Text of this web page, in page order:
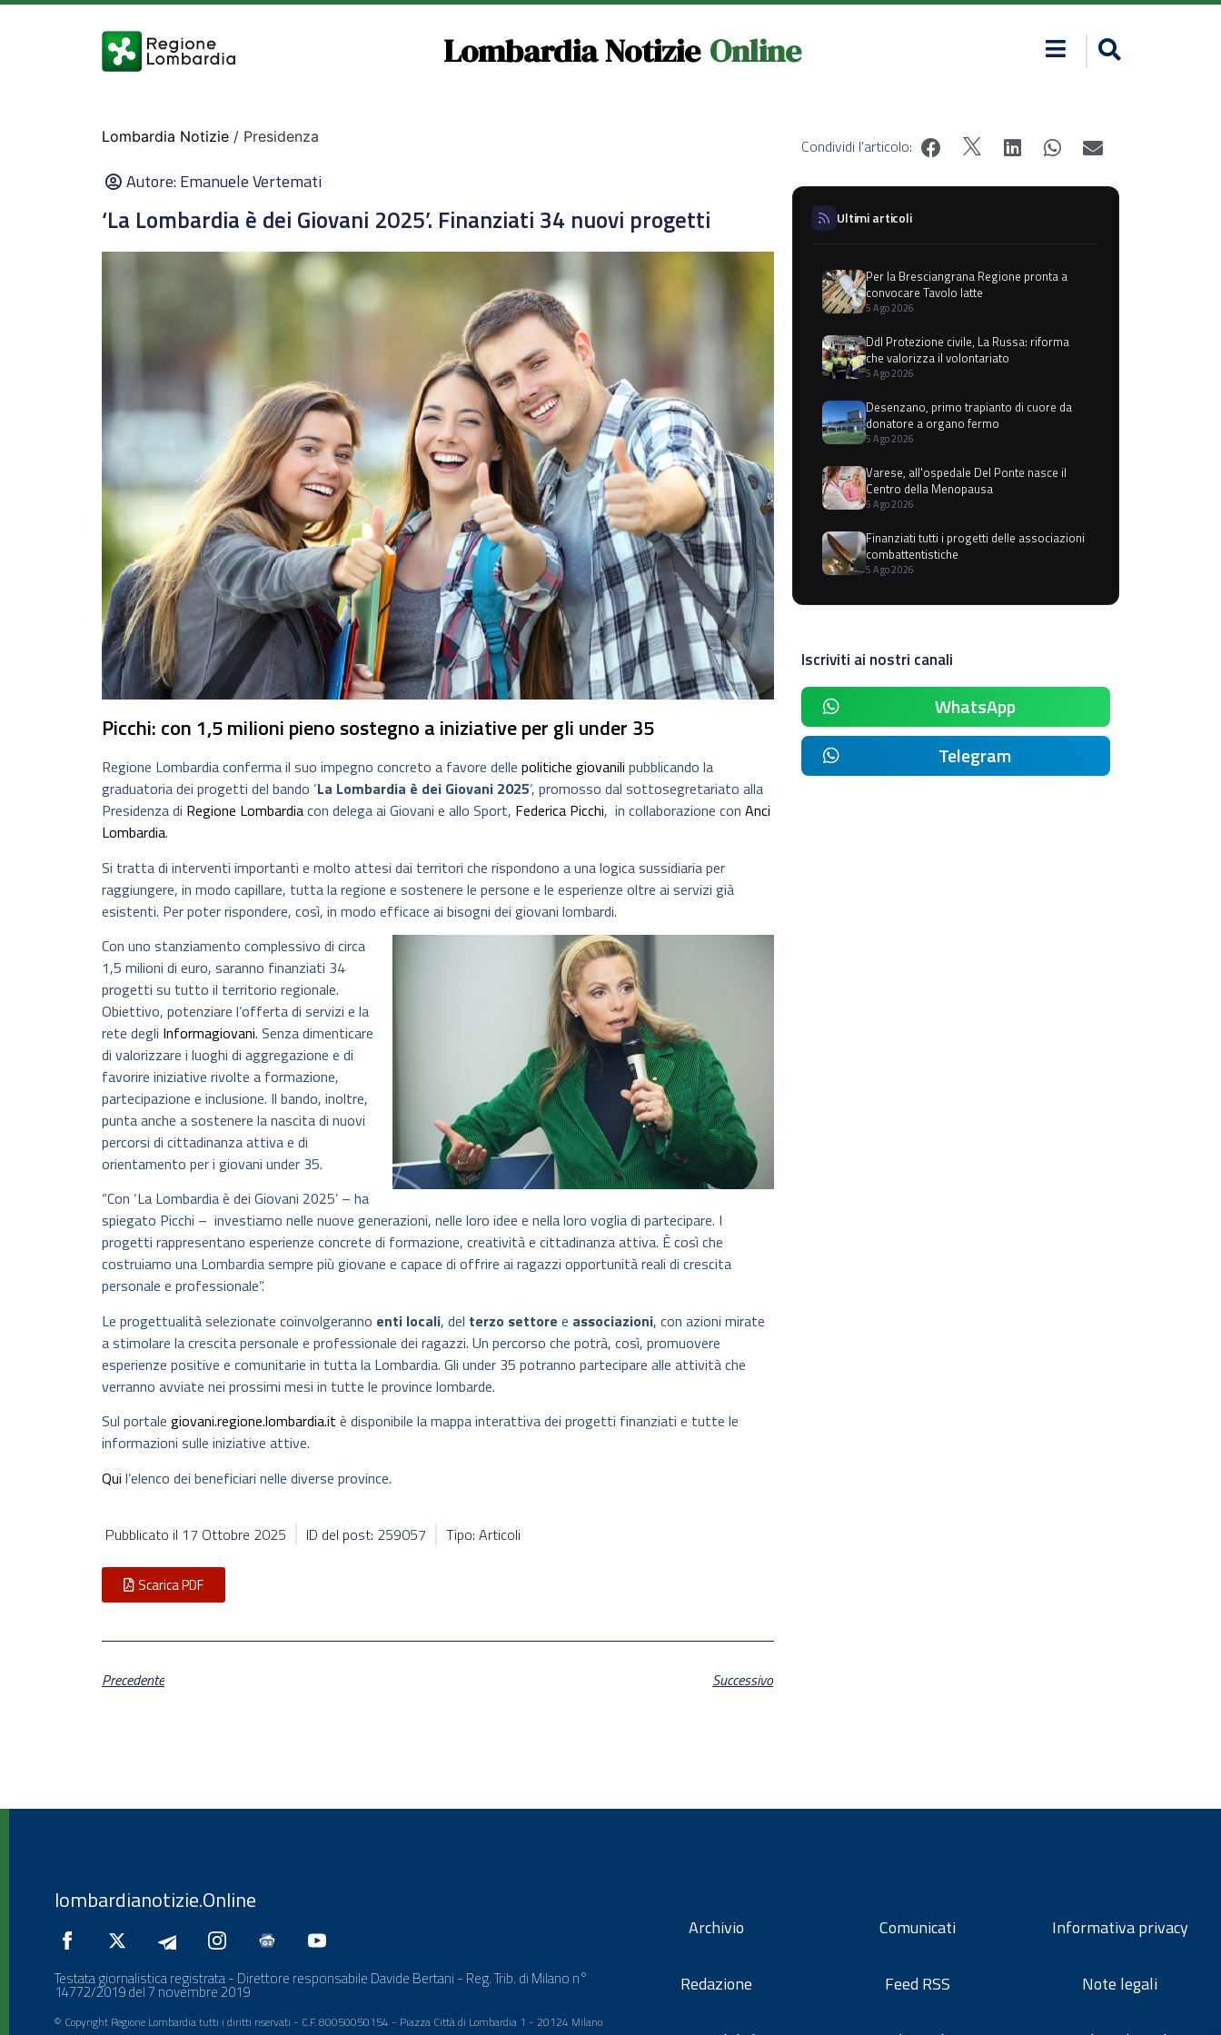
Lombardia Notizie Online
Lombardia Notizie / Presidenza
Autore:Emanuele Vertemati
‘La Lombardia è dei Giovani 2025’. Finanziati 34 nuovi progetti
Picchi: con 1,5 milioni pieno sostegno a iniziative per gli under 35
Regione Lombardia conferma il suo impegno concreto a favore delle politiche giovanili pubblicando la
graduatoria dei progetti del bando ‘La Lombardia è dei Giovani 2025‘, promosso dal sottosegretariato alla
Presidenza di Regione Lombardiacon delega ai Giovani e allo Sport, Federica Picchi, in collaborazione con Anci
Lombardia.
Si tratta di interventi importanti e molto attesi dai territori che rispondono a una logica sussidiaria per
raggiungere, in modo capillare, tutta la regione e sostenere le persone e le esperienze oltre ai servizi già
esistenti. Per poter rispondere, così, in modo efficace ai bisogni dei giovani lombardi.
Con uno stanziamento complessivo di circa
1,5 milioni di euro, saranno finanziati 34
progetti su tutto il territorio regionale.
Obiettivo, potenziare l’offerta di servizi e la
rete degli Informagiovani. Senza dimenticare
di valorizzare i luoghi di aggregazione e di
favorire iniziative rivolte a formazione,
partecipazione e inclusione. Il bando, inoltre,
punta anche a sostenere la nascita di nuovi
percorsi di cittadinanza attiva e di
orientamento per i giovani under 35.
“Con ‘La Lombardia è dei Giovani 2025’ – ha
spiegato Picchi – investiamo nelle nuove generazioni, nelle loro idee e nella loro voglia di partecipare. I
progetti rappresentano esperienze concrete di formazione, creatività e cittadinanza attiva. È così che
costruiamo una Lombardia sempre più giovane e capace di offrire ai ragazzi opportunità reali di crescita
personale e professionale”.
Le progettualità selezionate coinvolgeranno enti locali, del terzo settore e associazioni, con azioni mirate
a stimolare la crescita personale e professionale dei ragazzi. Un percorso che potrà, così, promuovere
esperienze positive e comunitarie in tutta la Lombardia. Gli under 35 potranno partecipare alle attività che
verranno avviate nei prossimi mesi in tutte le province lombarde.
Sul portale giovani.regione.lombardia.it è disponibile la mappa interattiva dei progetti finanziati e tutte le
informazioni sulle iniziative attive.
Qui l’elenco dei beneficiari nelle diverse province.
Pubblicato il 17 Ottobre 2025 ID del post: 259057 Tipo: Articoli
Scarica PDF
Precedente Successivo
Condividi l'articolo:
Ultimi articoli
Per la Bresciangrana Regione pronta a
convocare Tavolo latte
5 Ago 2026
Ddl Protezione civile, La Russa: riforma
che valorizza il volontariato
5 Ago 2026
Desenzano, primo trapianto di cuore da
donatore a organo fermo
5 Ago 2026
Varese, all'ospedale Del Ponte nasce il
Centro della Menopausa
5 Ago 2026
Finanziati tutti i progetti delle associazioni
combattentistiche
5 Ago 2026
Iscriviti ai nostri canali
WhatsApp
Telegram
lombardianotizie.Online
Testata giornalistica registrata - Direttore responsabile Davide Bertani - Reg. Trib. di Milano n°
14772/2019 del 7 novembre 2019
© Copyright Regione Lombardia tutti i diritti riservati - C.F. 80050050154 - Piazza Città di Lombardia 1 - 20124 Milano
Archivio
Redazione
Comunicati
Feed RSS
Informativa privacy
Note legali